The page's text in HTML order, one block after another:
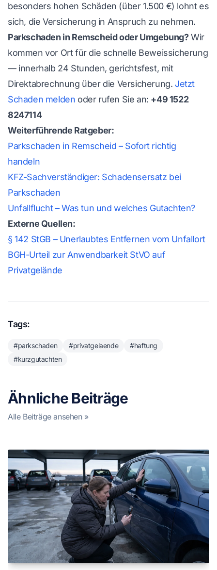
besonders hohen Schäden (über 1.500 €) lohnt es
sich, die Versicherung in Anspruch zu nehmen.
Parkschaden in Remscheid oder Umgebung?Wir
kommen vor Ort für die schnelle Beweissicherung
— innerhalb 24 Stunden, gerichtsfest, mit
Direktabrechnung über die Versicherung. Jetzt
Schaden melden oder rufen Sie an: +49 1522
8247114
Weiterführende Ratgeber:
Parkschaden in Remscheid – Sofort richtig
handeln
KFZ-Sachverständiger: Schadensersatz bei
Parkschaden
Unfallflucht – Was tun und welches Gutachten?
Externe Quellen:
§ 142 StGB – Unerlaubtes Entfernen vom Unfallort
BGH-Urteil zur Anwendbarkeit StVO auf
Privatgelände
Tags:
#parkschaden #privatgelaende
#haftung
#kurzgutachten
Ähnliche Beiträge
Alle Beiträge ansehen »